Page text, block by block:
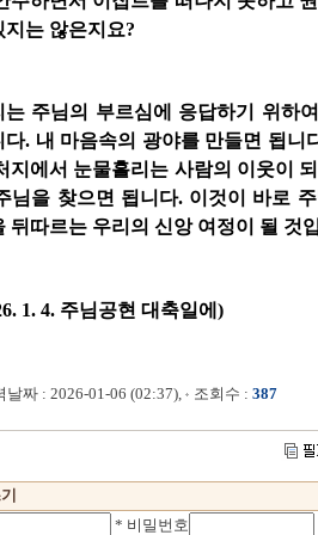
지는 않은지요?
는 주님의 부르심에 응답하기 위하
다. 내 마음속의 광야를 만들면 됩니
지에서 눈물흘리는 사람의 이웃이
님을 찾으면 됩니다. 이것이 바로
뒤따르는 우리의 신앙 여정이 될 것
1. 4. 주님공현 대축일에)
날짜 : 2026-01-06 (02:37), 조회수 : 387
* 비밀번호